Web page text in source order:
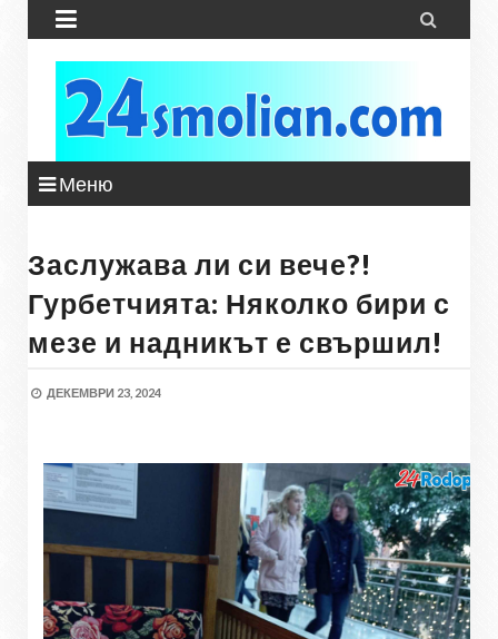
 
Меню
Заслужава ли си вече?!
Гурбетчията: Няколко бири с
мезе и надникът е свършил!
ДЕКЕМВРИ 23, 2024